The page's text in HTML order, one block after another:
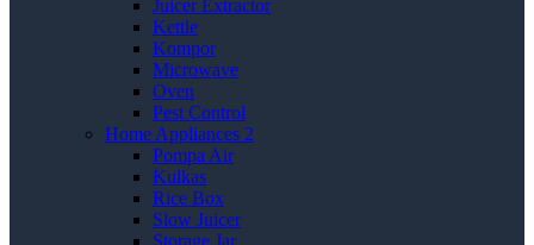
Juicer Extractor
Kettle
Kompor
Microwave
Oven
Pest Control
Home Appliances 2
Pompa Air
Kulkas
Rice Box
Slow Juicer
Storage Jar